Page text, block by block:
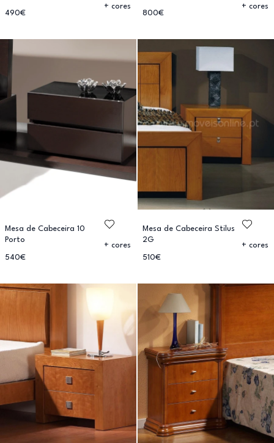
490€
+ cores
800€
+ cores
Mesa de Cabeceira 10
Porto
540€
+ cores
Mesa de Cabeceira Stilus
2G
510€
+ cores